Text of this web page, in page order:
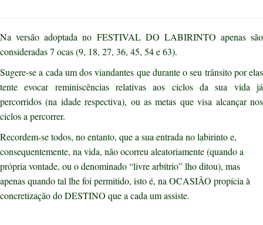
Na versão adoptada no FESTIVAL DO LABIRINTO apenas são
consideradas 7 ocas (9, 18, 27, 36, 45, 54 e 63).
Sugere-se a cada um dos viandantes que durante o seu trânsito por elas
tente evocar reminiscências relativas aos ciclos da sua vida já
percorridos (na idade respectiva), ou as metas que visa alcançar nos
ciclos a percorrer.
Recordem-se todos, no entanto, que a sua entrada no labirinto e,
consequentemente, na vida, não ocorreu aleatoriamente (quando a
própria vontade, ou o denominado “livre arbítrio” lho ditou), mas
apenas quando tal lhe foi permitido, isto é, na OCASIÃO propícia à
concretização do DESTINO que a cada um assiste.